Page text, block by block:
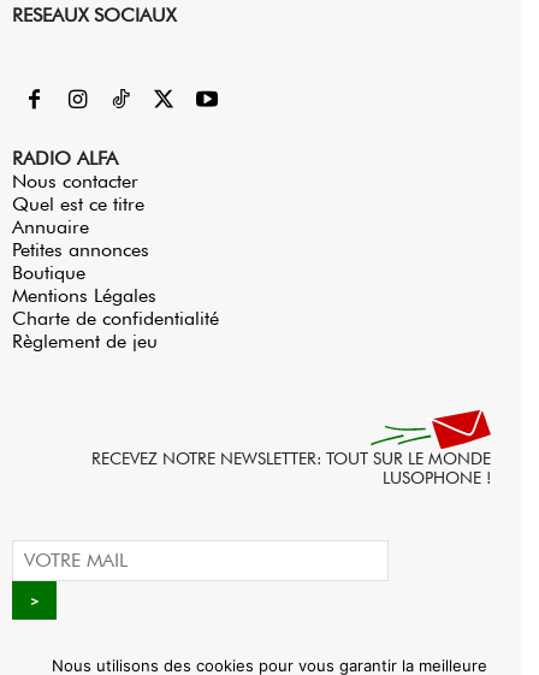
RESEAUX SOCIAUX
RADIO ALFA
Nous contacter
Quel est ce titre
Annuaire
Petites annonces
Boutique
Mentions Légales
Charte de confidentialité
Règlement de jeu
RECEVEZ NOTRE NEWSLETTER: TOUT SUR LE MONDE
LUSOPHONE !
Nous utilisons des cookies pour vous garantir la meilleure